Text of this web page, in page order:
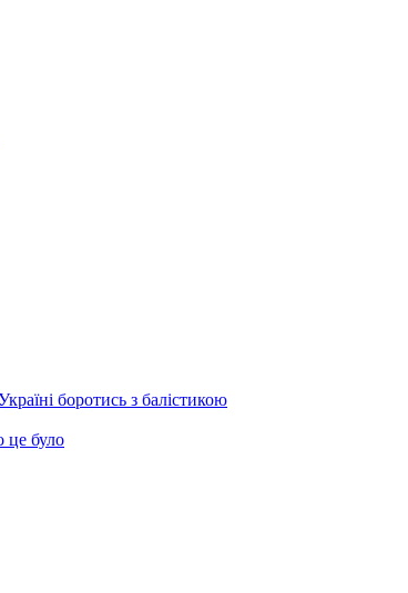
боротись з балістикою
це було